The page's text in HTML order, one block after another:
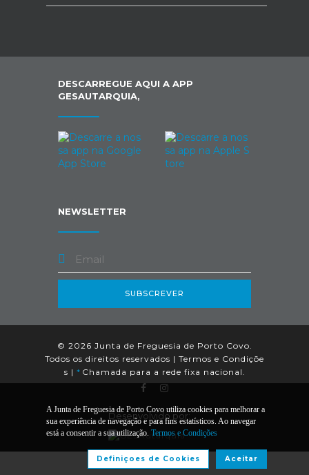
DESCARREGUE AQUI A APP
GESAUTARQUIA,
NEWSLETTER
SUBSCREVER
© 2026 Junta de Freguesia de Porto Covo.
Todos os direitos reservados | Termos e Condiçõe
s | * Chamada para a rede fixa nacional.
Desenvolvido por:
A Junta de Freguesia de Porto Covo utiliza cookies para melhorar a
sua experiência de navegação e para fins estatísticos. Ao navegar
está a consentir a sua utilização. Termos e Condições
Aceitar
Definiçoes de Cookies